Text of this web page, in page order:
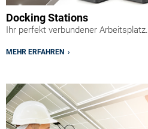
Docking Stations
Ihr perfekt verbundener Arbeitsplatz.
MEHR ERFAHREN ›